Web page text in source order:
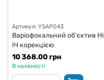
Артикул: YSAP043
Варіофокальний об'єктив
ІЧ корекцією
10 368.00 грн
В наявності